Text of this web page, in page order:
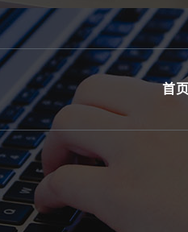
首页